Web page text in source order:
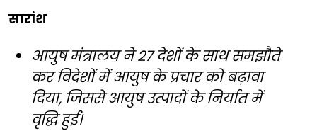
सारांश
आयुष मंत्रालय ने 27 देशों के साथ समझौते
कर विदेशों में आयुष के प्रचार को बढ़ावा
दिया, जिससे आयुष उत्पादों के निर्यात में
वृद्धि हुई।